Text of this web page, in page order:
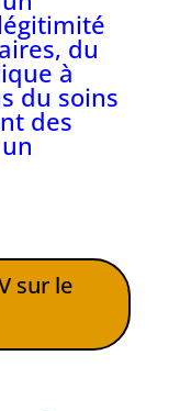
du
à
du soins
des
sur le